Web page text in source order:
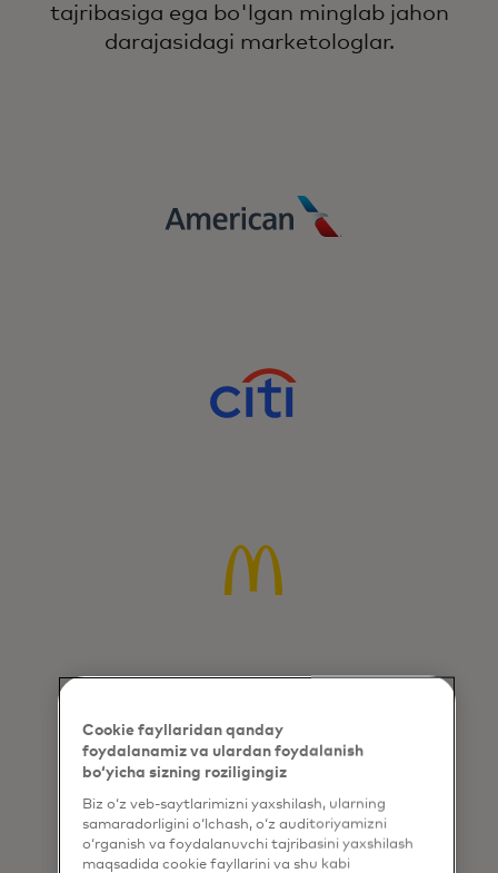
va sodiqlik orqali murakkab raqamli
landshaftda o'sishni kuchaytiring.
tajribasiga ega bo'lgan minglab jahon
darajasidagi marketologlar.
Cookie fayllaridan qanday
foydalanamiz va ulardan foydalanish
bo‘yicha sizning roziligingiz
Biz o‘z veb-saytlarimizni yaxshilash, ularning
samaradorligini o‘lchash, o‘z auditoriyamizni
o‘rganish va foydalanuvchi tajribasini yaxshilash
maqsadida cookie fayllarini va shu kabi